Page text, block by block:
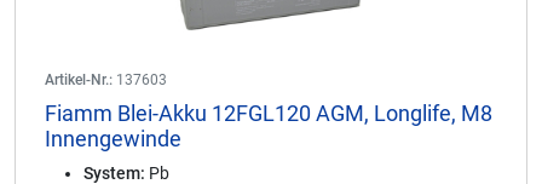
Artikel-Nr.: 137603
Fiamm Blei-Akku 12FGL120 AGM, Longlife, M8
Innengewinde
System: Pb